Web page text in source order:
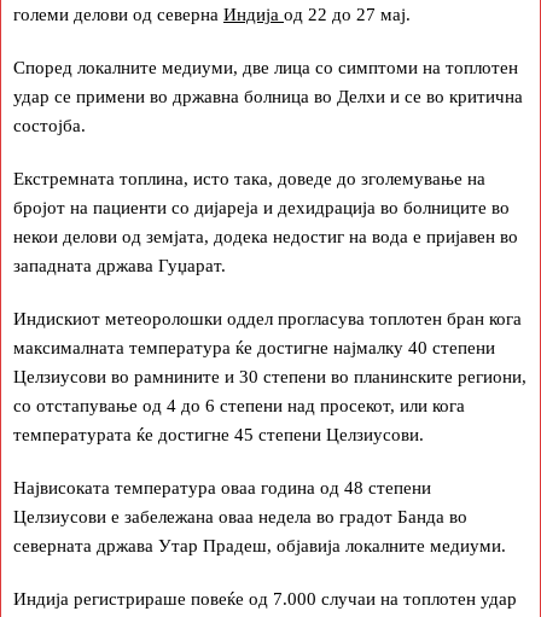
големи делови од северна Индија од 22 до 27 мај.
Според локалните медиуми, две лица со симптоми на топлотен
удар се примени во државна болница во Делхи и се во критична
состојба.
Екстремната топлина, исто така, доведе до зголемување на
бројот на пациенти со дијареја и дехидрација во болниците во
некои делови од земјата, додека недостиг на вода е пријавен во
западната држава Гуџарат.
Индискиот метеоролошки оддел прогласува топлотен бран кога
максималната температура ќе достигне најмалку 40 степени
Целзиусови во рамнините и 30 степени во планинските региони,
со отстапување од 4 до 6 степени над просекот, или кога
температурата ќе достигне 45 степени Целзиусови.
Највисоката температура оваа година од 48 степени
Целзиусови е забележана оваа недела во градот Банда во
северната држава Утар Прадеш, објавија локалните медиуми.
Индија регистрираше повеќе од 7.000 случаи на топлотен удар